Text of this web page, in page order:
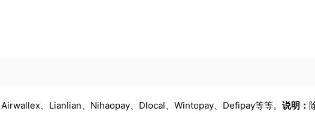
、Lianlian、Nihaopay、Dlocal、Wintopay、Defipay等等。 说明：